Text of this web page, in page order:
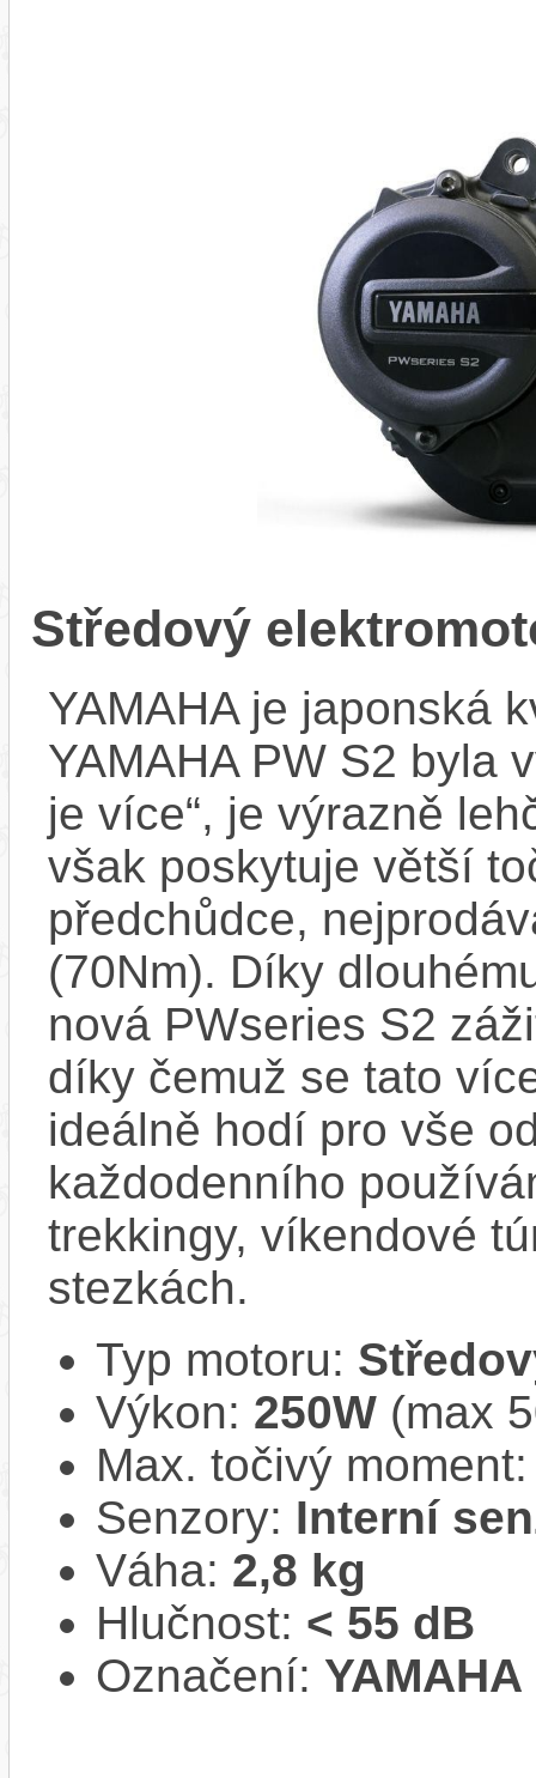
Středový
YAMAHA je japonská
YAMAHA PW S2 byla
je více“, je výrazně
však poskytuje větší
předchůdce,
(70Nm). Díky
nová PWseries S2
díky čemuž se tato
ideálně hodí pro vše
každodenního
trekkingy, víkendové
stezkách.
Typ motoru:
Výkon: 250W (max
Max. točivý
Senzory: Interní
Váha: 2,8 kg
Hlučnost: < 55 dB
Označení: YAMAHA